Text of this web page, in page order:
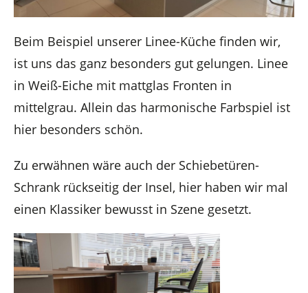
Beim Beispiel unserer Linee-Küche finden wir,
ist uns das ganz besonders gut gelungen. Linee
in Weiß-Eiche mit mattglas Fronten in
mittelgrau. Allein das harmonische Farbspiel ist
hier besonders schön.
Zu erwähnen wäre auch der Schiebetüren-
Schrank rückseitig der Insel, hier haben wir mal
einen Klassiker bewusst in Szene gesetzt.